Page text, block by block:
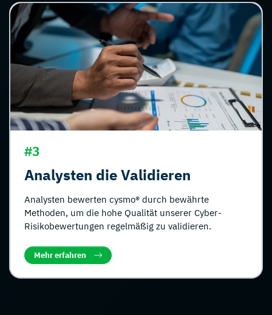
#3
Analysten die Validieren
Analysten bewerten cysmo® durch bewährte
Methoden, um die hohe Qualität unserer Cyber-
Risikobewertungen regelmäßig zu validieren.
Mehr erfahren